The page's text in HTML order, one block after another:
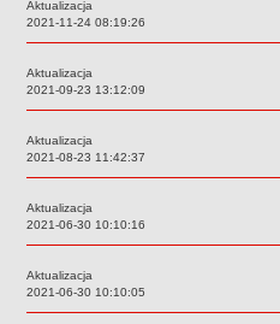
Aktualności
Obwieszczenia, ogłoszenia i
KOMUNIKATY
Drogi
Meteorologiczne
Wodociągi - ocena jakości wody
Ogłoszenia o konkursach
Aktualizacja
Data:
2021-11-24 08:19:26
Aktualizacja
Data:
2021-09-23 13:12:09
Aktualizacja
Data:
2021-08-23 11:42:37
Aktualizacja
Data:
2021-06-30 10:10:16
Aktualizacja
Data:
2021-06-30 10:10:05